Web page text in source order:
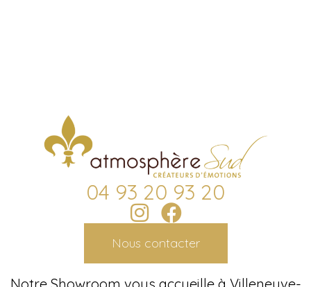
04 93 20 93 20
Nous contacter